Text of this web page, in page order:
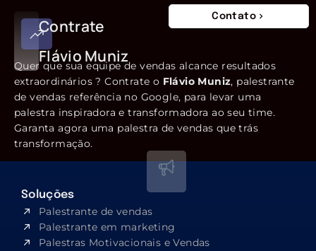
Contrate
Flávio Muniz
Contato
Quer que sua equipe de vendas alcance resultados
extraordinários ? Contrate o Flávio Muniz, palestrante
de vendas referência no Google, para levar uma
palestra inspiradora e transformadora ao seu time.
Garanta agora uma palestra de vendas que trás
transformação.
Soluções
Palestrante de vendas
Palestrante em marketing
Palestras Motivacionais e Vendas